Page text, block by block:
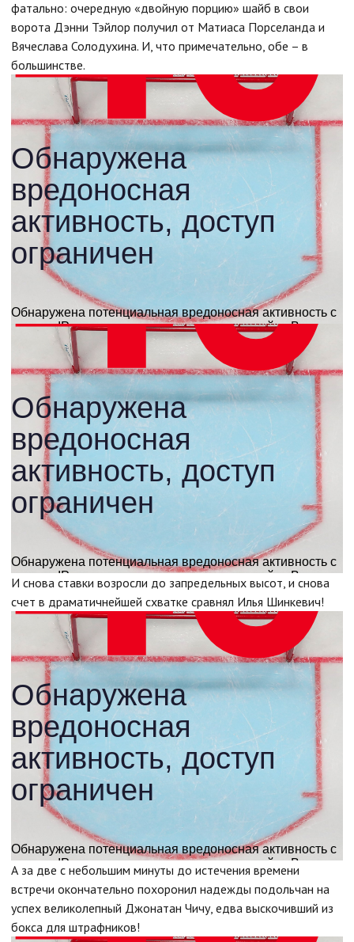
фатально: очередную «двойную порцию» шайб в свои
ворота Дэнни Тэйлор получил от Матиаса Порселанда и
Вячеслава Солодухина. И, что примечательно, обе – в
большинстве.
И снова ставки возросли до запредельных высот, и снова
счет в драматичнейшей схватке сравнял Илья Шинкевич!
А за две с небольшим минуты до истечения времени
встречи окончательно похоронил надежды подольчан на
успех великолепный Джонатан Чичу, едва выскочивший из
бокса для штрафников!